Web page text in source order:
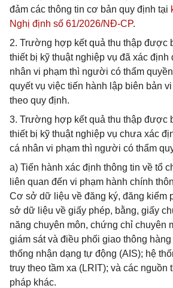
đảm các thông tin cơ bản quy định tại
Nghị định số 61/2026/NĐ-CP.
2. Trường hợp kết quả thu thập được
thiết bị kỹ thuật nghiệp vụ đã xác
nhân vi phạm thì người có thẩm
quyết vụ việc tiến hành lập biên bản
theo quy định.
3. Trường hợp kết quả thu thập được
thiết bị kỹ thuật nghiệp vụ chưa xác
cá nhân vi phạm thì người có thẩm
a) Tiến hành xác định thông tin về tổ
liên quan đến vi phạm hành chính
Cơ sở dữ liệu về đăng ký, đăng kiểm
sở dữ liệu về giấy phép, bằng, giấy
năng chuyên môn, chứng chỉ chuyên
giám sát và điều phối giao thông
thống nhận dạng tự động (AIS); hệ
truy theo tầm xa (LRIT); và các nguồn
pháp khác.